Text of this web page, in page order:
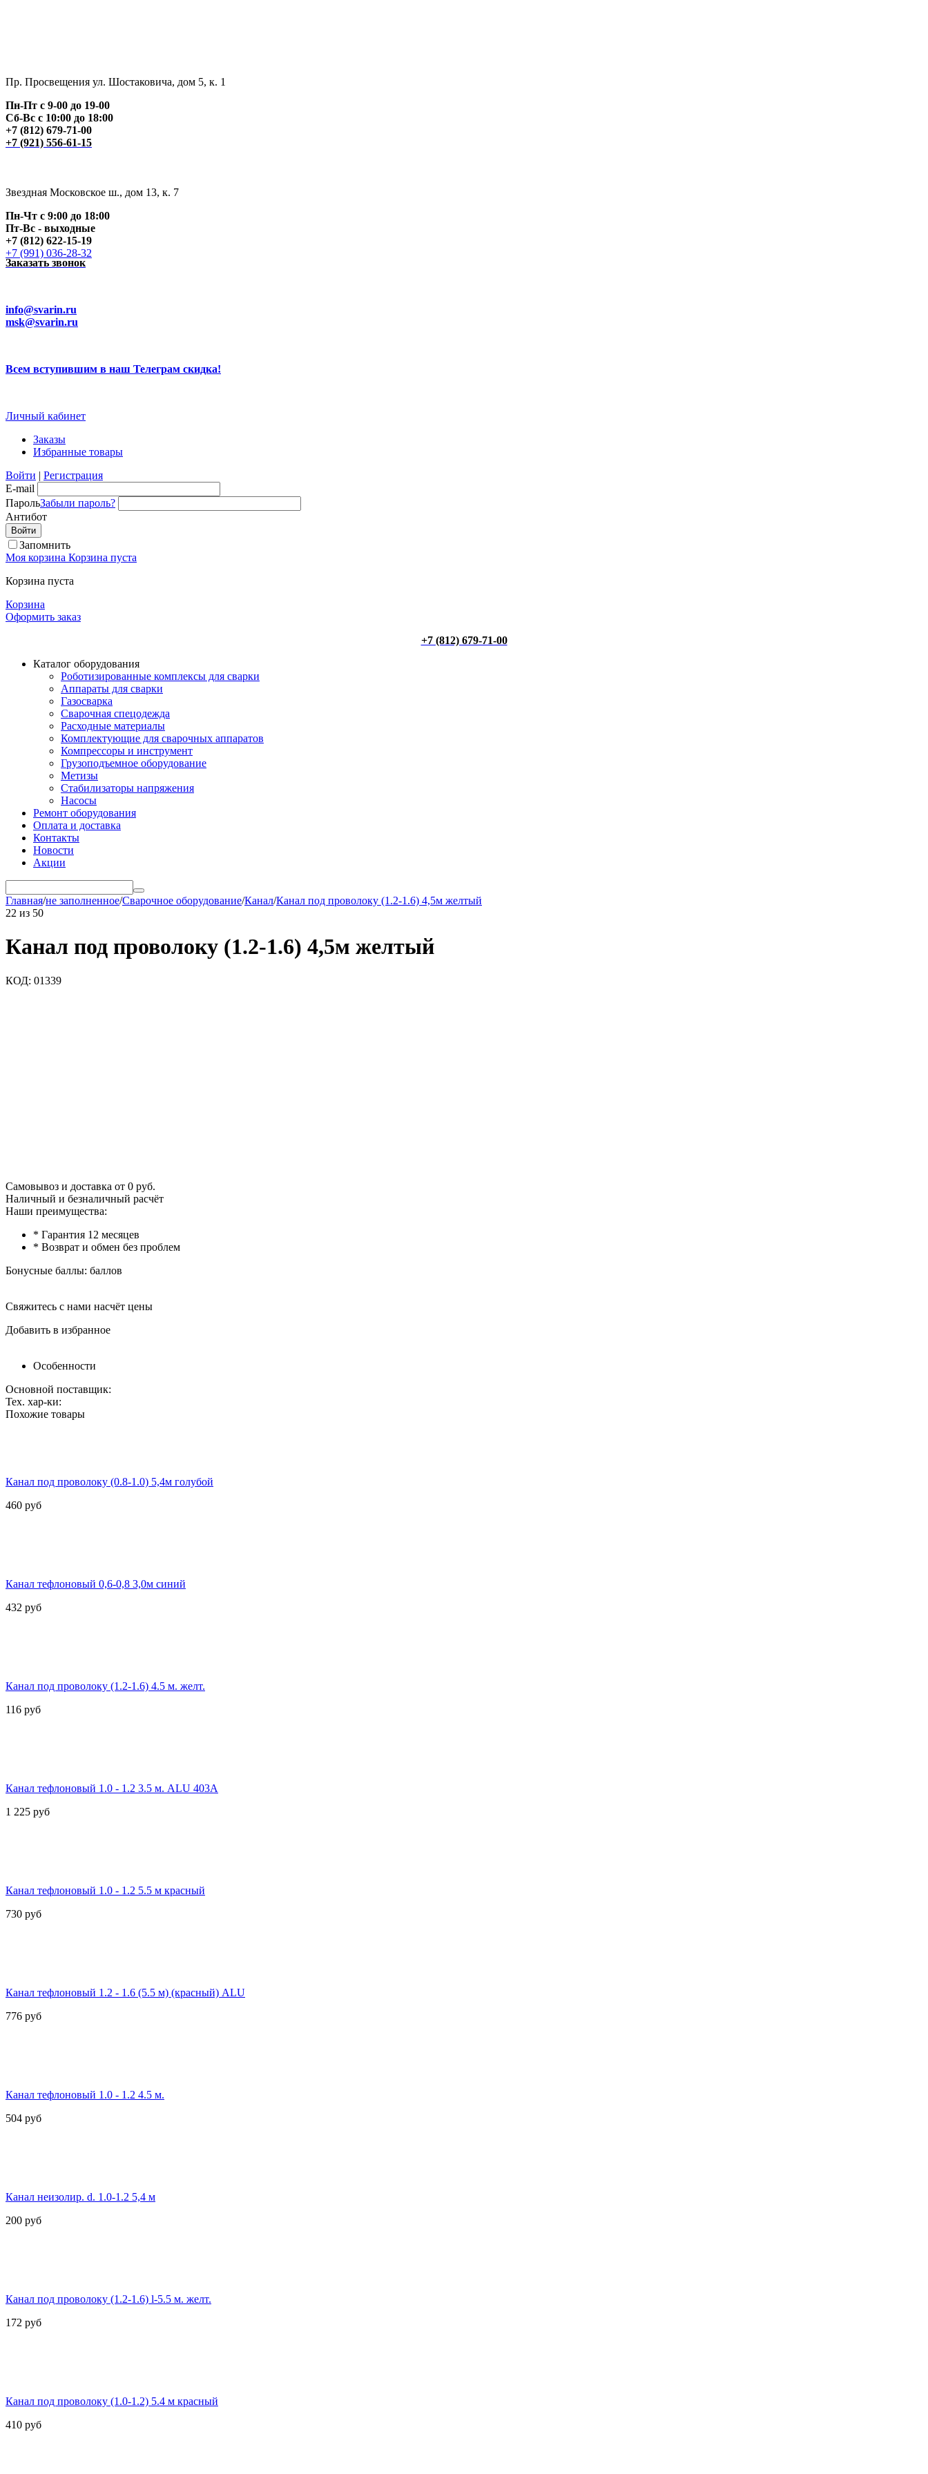
Пр. Просвещения ул. Шостаковича, дом 5, к. 1
Пн-Пт с 9-00 до 19-00
Сб-Вс с 10:00 до 18:00
+7 (812) 679-71-00
+7 (921) 556-61-15
Звездная Московское ш., дом 13, к. 7
Пн-Чт с 9:00 до 18:00
Пт-Вс - выходные
+7 (812) 622-15-19
+7 (991) 036-28-32
Заказать звонок
info@svarin.ru
msk@svarin.ru
Всем вступившим в наш Телеграм скидка!
Личный кабинет
Заказы
Избранные товары
Войти | Регистрация
E-mail
ПарольЗабыли пароль?
Антибот
Запомнить
Моя корзина Корзина пуста
Корзина пуста
Корзина
Оформить заказ
+7 (812) 679-71-00
Каталог оборудования
Роботизированные комплексы для сварки
Аппараты для сварки
Газосварка
Сварочная спецодежда
Расходные материалы
Комплектующие для сварочных аппаратов
Компрессоры и инструмент
Грузоподъемное оборудование
Метизы
Стабилизаторы напряжения
Насосы
Ремонт оборудования
Оплата и доставка
Контакты
Новости
Акции
Главная/не заполненное/Сварочное оборудование/Канал/Канал под проволоку (1.2-1.6) 4,5м желтый
22 из 50
Канал под проволоку (1.2-1.6) 4,5м желтый
КОД: 01339
Самовывоз и доставка от 0 руб.
Наличный и безналичный расчёт
Наши преимущества:
* Гарантия 12 месяцев
* Возврат и обмен без проблем
Бонусные баллы: баллов
Свяжитесь с нами насчёт цены
Добавить в избранное
Особенности
Основной поставщик:
Тех. хар-ки:
Похожие товары
Канал под проволоку (0.8-1.0) 5,4м голубой
460 руб
Канал тефлоновый 0,6-0,8 3,0м синий
432 руб
Канал под проволоку (1.2-1.6) 4.5 м. желт.
116 руб
Канал тефлоновый 1.0 - 1.2 3.5 м. ALU 403A
1 225 руб
Канал тефлоновый 1.0 - 1.2 5.5 м красный
730 руб
Канал тефлоновый 1.2 - 1.6 (5.5 м) (красный) ALU
776 руб
Канал тефлоновый 1.0 - 1.2 4.5 м.
504 руб
Канал неизолир. d. 1.0-1.2 5,4 м
200 руб
Канал под проволоку (1.2-1.6) l-5.5 м. желт.
172 руб
Канал под проволоку (1.0-1.2) 5.4 м красный
410 руб